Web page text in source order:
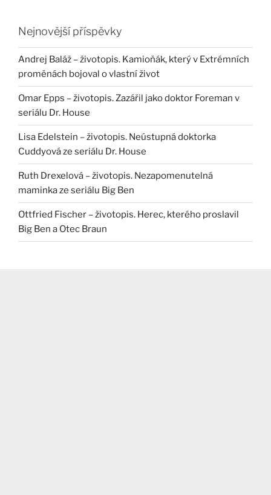
Nejnovější příspěvky
Andrej Baláž – životopis. Kamioňák, který v Extrémních
proměnách bojoval o vlastní život
Omar Epps – životopis. Zazářil jako doktor Foreman v
seriálu Dr. House
Lisa Edelstein – životopis. Neústupná doktorka
Cuddyová ze seriálu Dr. House
Ruth Drexelová – životopis. Nezapomenutelná
maminka ze seriálu Big Ben
Ottfried Fischer – životopis. Herec, kterého proslavil
Big Ben a Otec Braun